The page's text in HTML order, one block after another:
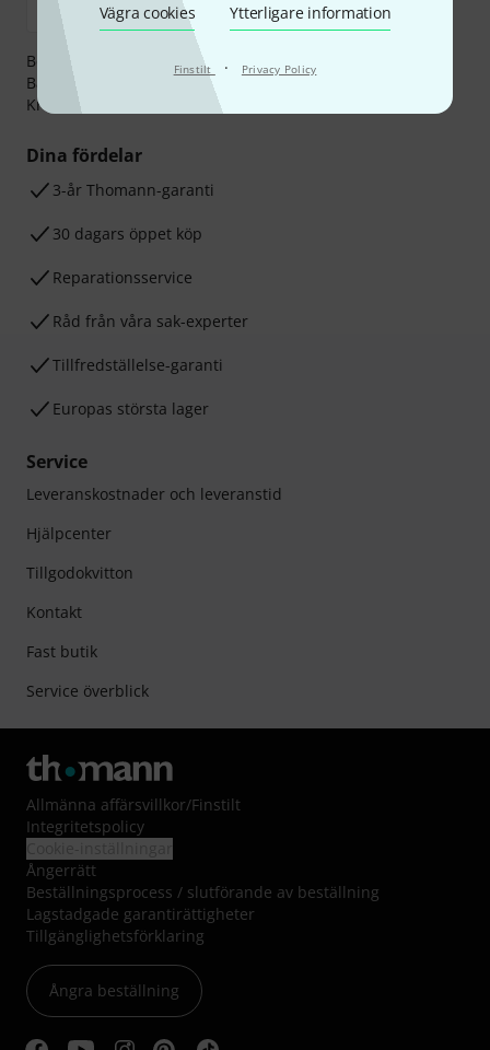
Vägra cookies Ytterligare information
Finstilt · Privacy Policy
Betalningen kan göras tryggt och säkert med
Banköverföring, PayPal,Klarna Direktbetalning
Kreditkort.
Dina fördelar
3-år Thomann-garanti
30 dagars öppet köp
Reparationsservice
Råd från våra sak-experter
Tillfredställelse-garanti
Europas största lager
Service
Leveranskostnader och leveranstid
Hjälpcenter
Tillgodokvitton
Kontakt
Fast butik
Service överblick
Allmänna affärsvillkor/Finstilt
Integritetspolicy
Ångerrätt
Beställningsprocess / slutförande av beställning
Lagstadgade garantirättigheter
Tillgänglighetsförklaring
Ångra beställning